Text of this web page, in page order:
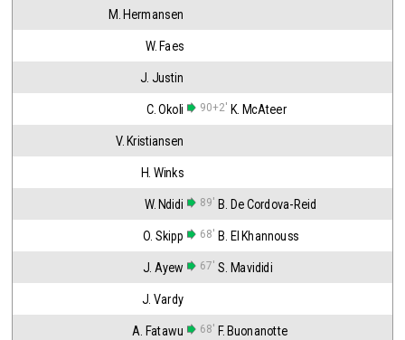
M. Hermansen
W. Faes
J. Justin
C. Okoli 90+2' K. McAteer
V. Kristiansen
H. Winks
W. Ndidi 89' B. De Cordova-Reid
O. Skipp 68' B. El Khannouss
J. Ayew 67' S. Mavididi
J. Vardy
A. Fatawu 68' F. Buonanotte